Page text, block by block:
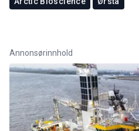
Annonsørinnhold